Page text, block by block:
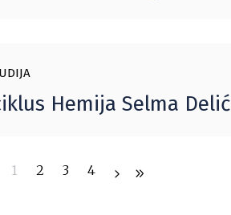
Hemija Selma Delić
1 2 3 4